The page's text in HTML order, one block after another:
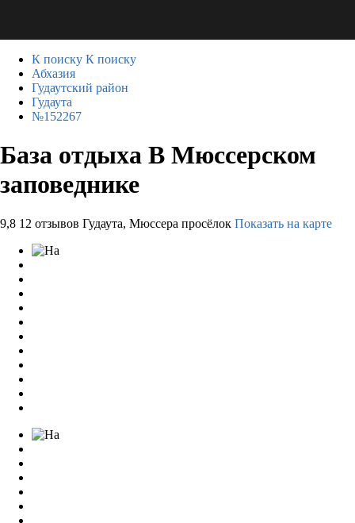
К поиску К поиску
Абхазия
Гудаутский район
Гудаута
№152267
База отдыха В Мюссерском
заповеднике
9,8 12 отзывов Гудаута, Мюссера просёлок Показать на карте